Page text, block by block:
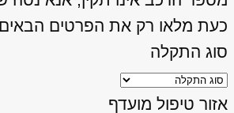
כעת מלאו רק את הפרטים הבאים
סוג התקלה
אזור טיפול מועדף